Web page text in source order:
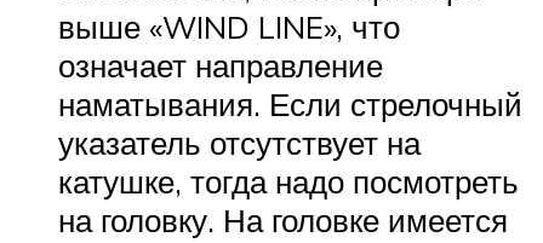
выше «WIND LINE», что
означает направление
наматывания. Если стрелочный
указатель отсутствует на
катушке, тогда надо посмотреть
на головку. На головке имеется